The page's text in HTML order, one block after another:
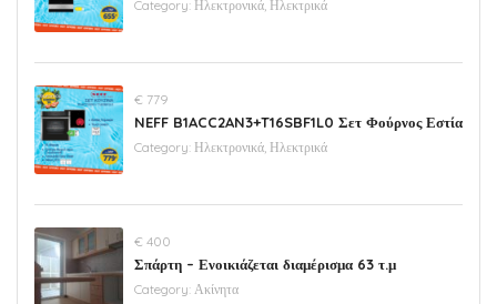
Category: Ηλεκτρονικά, Ηλεκτρικά
€ 779
NEFF B1ACC2AN3+T16SBF1L0 Σετ Φούρνος Εστία
Category: Ηλεκτρονικά, Ηλεκτρικά
€ 400
Σπάρτη – Ενοικιάζεται διαμέρισμα 63 τ.μ
Category: Ακίνητα